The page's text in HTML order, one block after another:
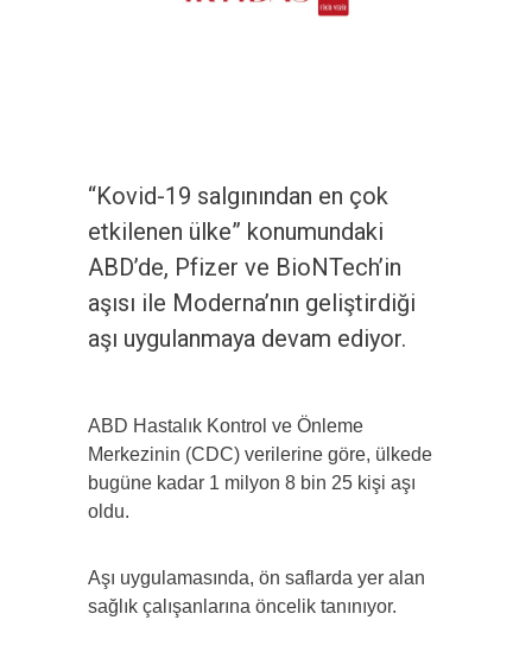
“Kovid-19 salgınından en çok
etkilenen ülke” konumundaki
ABD’de, Pfizer ve BioNTech’in
aşısı ile Moderna’nın geliştirdiği
aşı uygulanmaya devam ediyor.
ABD Hastalık Kontrol ve Önleme
Merkezinin (CDC) verilerine göre, ülkede
bugüne kadar 1 milyon 8 bin 25 kişi aşı
oldu.
Aşı uygulamasında, ön saflarda yer alan
sağlık çalışanlarına öncelik tanınıyor.